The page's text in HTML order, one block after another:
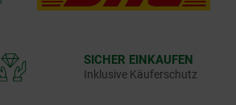
SICHER EINKAUFEN
Inklusive Käuferschutz